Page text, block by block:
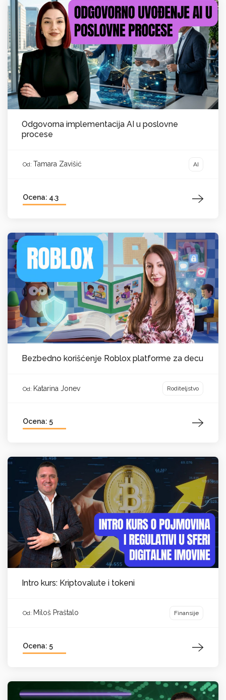
Odgovorna implementacija AI u poslovne
procese
Od: Tamara Zavišić AI
Ocena: 4.3
Bezbedno korišćenje Roblox platforme za decu
Od: Katarina Jonev Roditeljstvo
Ocena: 5
Intro kurs: Kriptovalute i tokeni
Od: Miloš Praštalo Finansije
Ocena: 5